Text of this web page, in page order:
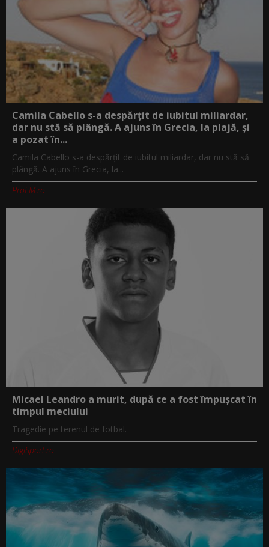
Camila Cabello s-a despărțit de iubitul miliardar,
dar nu stă să plângă. A ajuns în Grecia, la plajă, și
a pozat în...
Camila Cabello s-a despărțit de iubitul miliardar, dar nu stă să
plângă. A ajuns în Grecia, la...
ProFM.ro
Micael Leandro a murit, după ce a fost împușcat în
timpul meciului
Tragedie pe terenul de fotbal.
DigiSport.ro